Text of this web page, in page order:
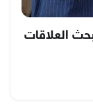
العلاقات